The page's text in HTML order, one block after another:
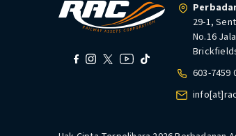
29-1,
No.16
603-7459